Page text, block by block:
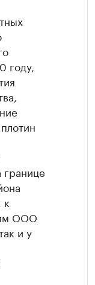
году,
границе
к
ООО
и у